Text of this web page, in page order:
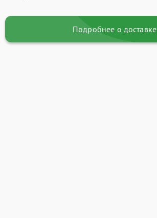
Подробнее о доставке